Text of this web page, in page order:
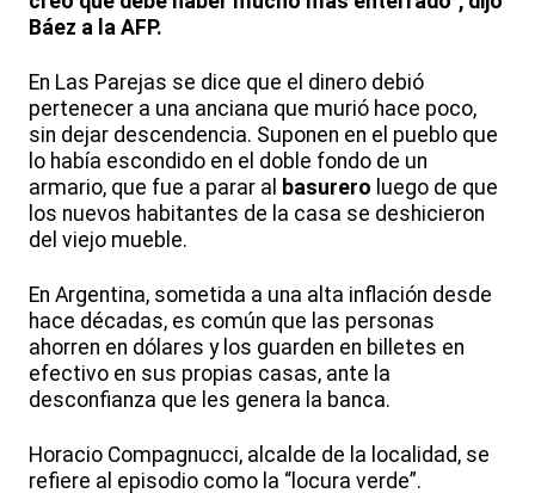
Báez a la AFP.
En Las Parejas se dice que el dinero debió
pertenecer a una anciana que murió hace poco,
sin dejar descendencia. Suponen en el pueblo que
lo había escondido en el doble fondo de un
armario, que fue a parar al basurero luego de que
los nuevos habitantes de la casa se deshicieron
del viejo mueble.
En Argentina, sometida a una alta inflación desde
hace décadas, es común que las personas
ahorren en dólares y los guarden en billetes en
efectivo en sus propias casas, ante la
desconfianza que les genera la banca.
Horacio Compagnucci, alcalde de la localidad, se
refiere al episodio como la “locura verde”.